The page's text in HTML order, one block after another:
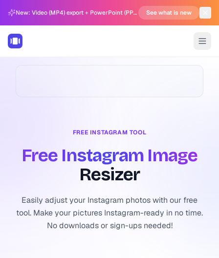
New: Video (MP4) export + PowerPoint (PPTX) support in Carousel Generator See what is new
FREE INSTAGRAM TOOL
Free Instagram Image
Resizer
Easily adjust your Instagram photos with our free
tool. Make your pictures Instagram-ready in no time.
No downloads or sign-ups needed!